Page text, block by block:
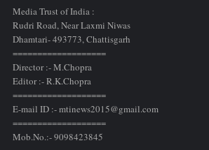
Media Trust of India :
Rudri Road, Near Laxmi Niwas
Dhamtari- 493773,Chattisgarh
===================
Director :- M.Chopra
Editor :- R.K.Chopra
===================
E-mail ID :- mtinews2015@gmail.com
===================
Mob.No.:- 9098423845